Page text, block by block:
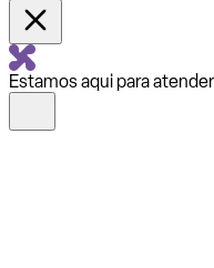
Estamos aqui para